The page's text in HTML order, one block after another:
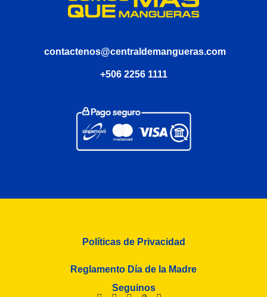
contactenos@centraldemangueras.com
+506 2256 1111
Políticas de Privacidad
Reglamento Día de la Madre
Seguinos